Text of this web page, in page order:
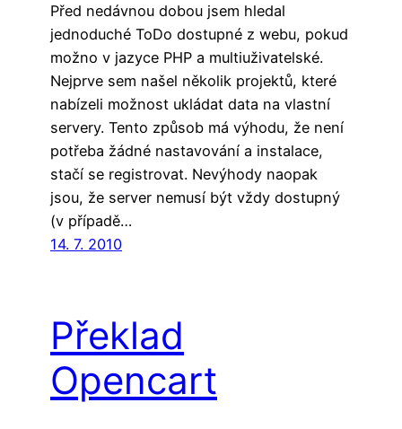
Před nedávnou dobou jsem hledal
jednoduché ToDo dostupné z webu, pokud
možno v jazyce PHP a multiuživatelské.
Nejprve sem našel několik projektů, které
nabízeli možnost ukládat data na vlastní
servery. Tento způsob má výhodu, že není
potřeba žádné nastavování a instalace,
stačí se registrovat. Nevýhody naopak
jsou, že server nemusí být vždy dostupný
(v případě…
14. 7. 2010
Překlad
Opencart